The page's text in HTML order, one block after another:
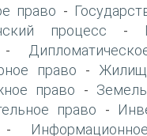
право -
процесс -
право -
право -
право -